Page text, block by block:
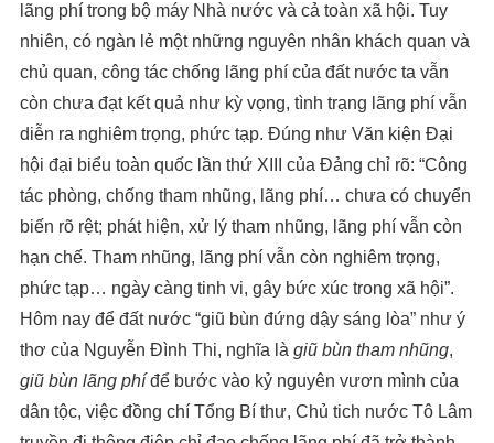
lãng phí trong bộ máy Nhà nước và cả toàn xã hội. Tuy
nhiên, có ngàn lẻ một những nguyên nhân khách quan và
chủ quan, công tác chống lãng phí của đất nước ta vẫn
còn chưa đạt kết quả như kỳ vọng, tình trạng lãng phí vẫn
diễn ra nghiêm trọng, phức tạp. Đúng như Văn kiện Đại
hội đại biểu toàn quốc lần thứ XIII của Đảng chỉ rõ: “Công
tác phòng, chống tham nhũng, lãng phí… chưa có chuyển
biến rõ rệt; phát hiện, xử lý tham nhũng, lãng phí vẫn còn
hạn chế. Tham nhũng, lãng phí vẫn còn nghiêm trọng,
phức tạp… ngày càng tinh vi, gây bức xúc trong xã hội”.
Hôm nay để đất nước “giũ bùn đứng dậy sáng lòa” như ý
thơ của Nguyễn Đình Thi, nghĩa là giũ bùn tham nhũng,
giũ bùn lãng phíđể bước vào kỷ nguyên vươn mình của
dân tộc, việc đồng chí Tổng Bí thư, Chủ tich nước Tô Lâm